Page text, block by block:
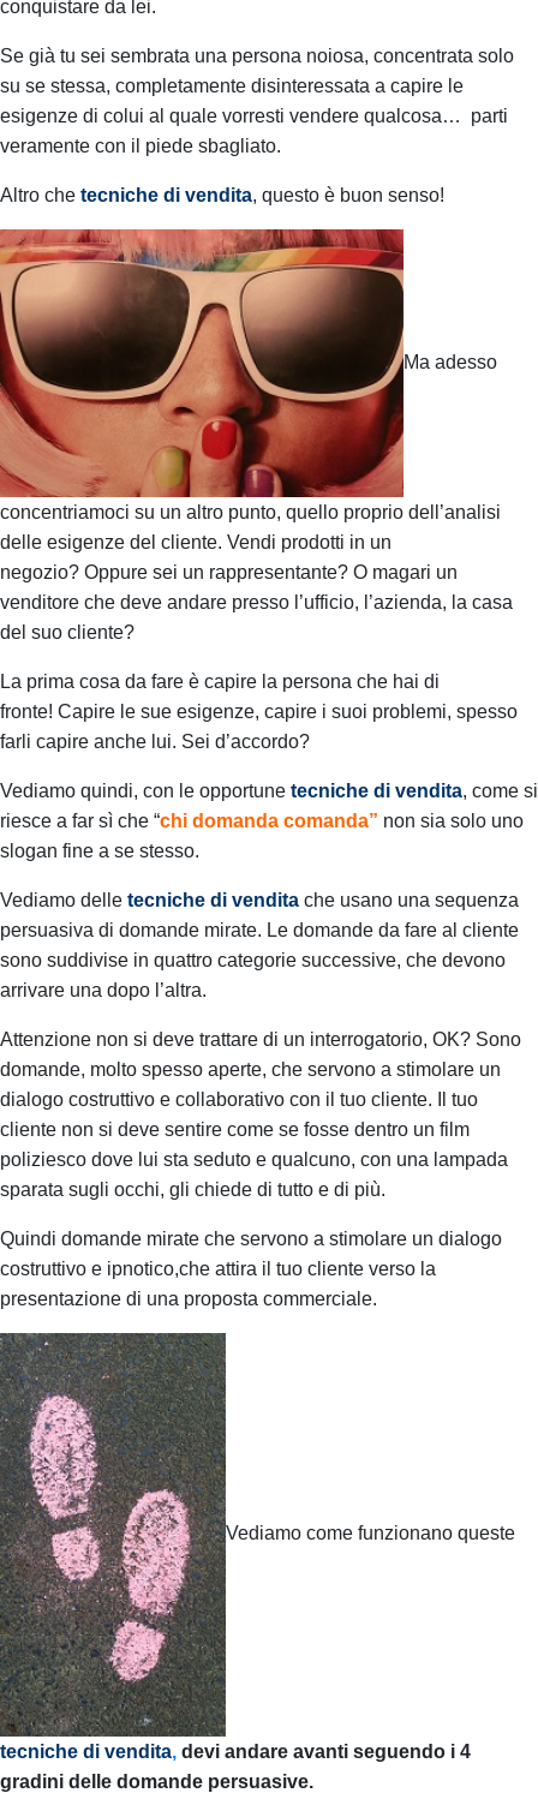
conquistare da lei.
Se già tu sei sembrata una persona noiosa, concentrata solo
su se stessa, completamente disinteressata a capire le
esigenze di colui al quale vorresti vendere qualcosa… parti
veramente con il piede sbagliato.
Altro che tecniche di vendita, questo è buon senso!
Ma adesso
concentriamoci su un altro punto, quello proprio dell’analisi
delle esigenze del cliente. Vendi prodotti in un
negozio? Oppure sei un rappresentante? O magari un
venditore che deve andare presso l’ufficio, l’azienda, la casa
del suo cliente?
La prima cosa da fare è capire la persona che hai di
fronte! Capire le sue esigenze, capire i suoi problemi, spesso
farli capire anche lui. Sei d’accordo?
Vediamo quindi, con le opportune tecniche di vendita, come si
riesce a far sì che “chi domanda comanda” non sia solo uno
slogan fine a se stesso.
Vediamo delle tecniche di vendita che usano una sequenza
persuasiva di domande mirate. Le domande da fare al cliente
sono suddivise in quattro categorie successive, che devono
arrivare una dopo l’altra.
Attenzione non si deve trattare di un interrogatorio, OK? Sono
domande, molto spesso aperte, che servono a stimolare un
dialogo costruttivo e collaborativo con il tuo cliente.
Il tuo
cliente non si deve sentire come se fosse dentro un film
poliziesco dove lui sta seduto e qualcuno, con una lampada
sparata sugli occhi, gli chiede di tutto e di più.
Quindi domande mirate che servono a stimolare un dialogo
costruttivo e ipnotico,che attira il tuo cliente verso la
presentazione di una proposta commerciale.
Vediamo come funzionano queste
tecniche di vendita, devi andare avanti seguendo i 4
gradini delle domande persuasive.